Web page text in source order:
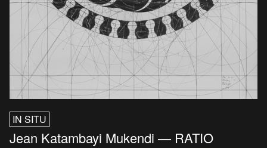
IN SITU
Jean Katambayi Mukendi — RATIO